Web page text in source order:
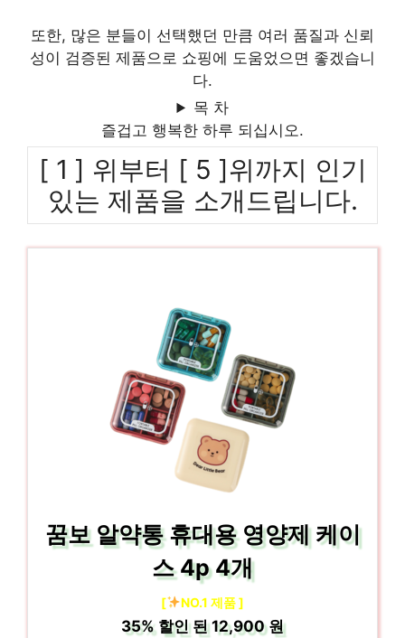
또한, 많은 분들이 선택했던 만큼 여러 품질과 신뢰
성이 검증된 제품으로 쇼핑에 도움었으면 좋겠습니
다.
목 차
즐겁고 행복한 하루 되십시오.
[ 1 ] 위부터 [ 5 ]위까지 인기
있는 제품을 소개드립니다.
꿈보 알약통 휴대용 영양제 케이
스 4p 4개
[ NO.1 제품 ]
35% 할인 된12,900 원